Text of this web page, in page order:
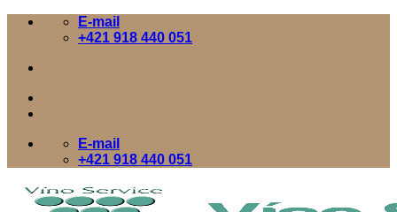
Skip
E-mail
+421 918 440 051
E-mail
+421 918 440 051